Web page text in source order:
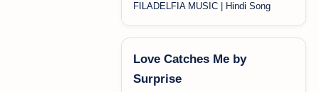
FILADELFIA MUSIC | Hindi Song
Love Catches Me by
Surprise